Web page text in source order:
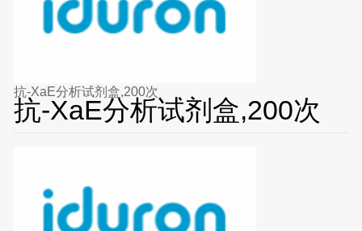
抗-XaE分析试剂盒,200次
抗-XaE分析试剂盒,200次